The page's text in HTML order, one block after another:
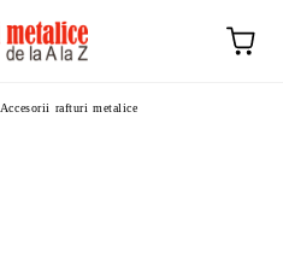
Accesorii rafturi metalice